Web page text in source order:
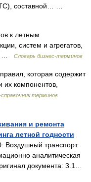
составной… …
к летным
систем и агрегатов,
…
Словарь бизнес-терминов
которая содержит
их компонентов,
терминов
и ремонта
летной годности
транспорт.
аналитическая
документа: 3.1…